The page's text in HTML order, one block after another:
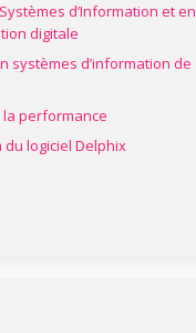
d’Information et en
digitale
systèmes d’information de
la performance
logiciel Delphix